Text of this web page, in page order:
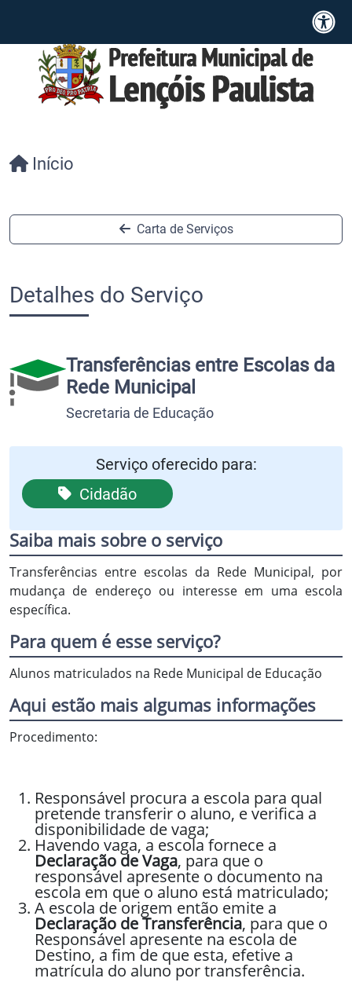
Início
Carta de Serviços
Detalhes do Serviço
Transferências entre Escolas da
Rede Municipal
Secretaria de Educação
Serviço oferecido para:
Cidadão
Saiba mais sobre o serviço
Transferências entre escolas da Rede Municipal, por
mudança de endereço ou interesse em uma escola
específica.
Para quem é esse serviço?
Alunos matriculados na Rede Municipal de Educação
Aqui estão mais algumas informações
Procedimento:
Responsável procura a escola para qual
pretende transferir o aluno, e verifica a
disponibilidade de vaga;
Havendo vaga, a escola fornece a
Declaração de Vaga, para que o
responsável apresente o documento na
escola em que o aluno está matriculado;
A escola de origem então emite a
Declaração de Transferência, para que o
Responsável apresente na escola de
Destino, a fim de que esta, efetive a
matrícula do aluno por transferência.